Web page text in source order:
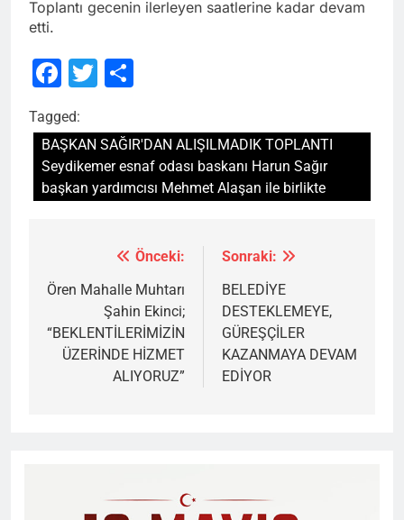
Toplantı gecenin ilerleyen saatlerine kadar devam
etti.
Facebook
Twitter
Tagged:
BAŞKAN SAĞIR'DAN ALIŞILMADIK TOPLANTI
Seydikemer esnaf odası baskanı Harun Sağır
başkan yardımcısı Mehmet Alaşan ile birlikte
gezinmesi
Önceki:
Ören Mahalle Muhtarı
Şahin Ekinci;
“BEKLENTİLERİMİZİN
ÜZERİNDE HİZMET
ALIYORUZ”
Sonraki:
BELEDİYE
DESTEKLEMEYE,
GÜREŞÇİLER
KAZANMAYA DEVAM
EDİYOR